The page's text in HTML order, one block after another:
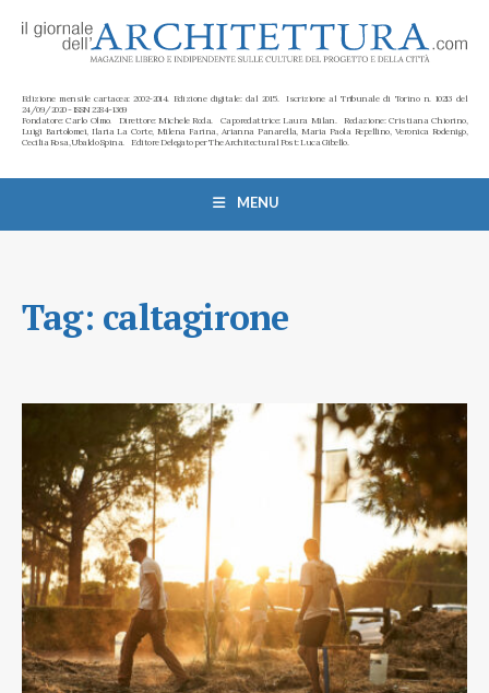
Edizione mensile cartacea: 2002-2014. Edizione digitale: dal 2015. Iscrizione al Tribunale di Torino n. 10213 del
24/09/2020 - ISSN 2284-1369
Fondatore: Carlo Olmo. Direttore: Michele Roda. Caporedattrice: Laura Milan. Redazione: Cristiana Chiorino,
Luigi Bartolomei, Ilaria La Corte, Milena Farina, Arianna Panarella, Maria Paola Repellino, Veronica Rodenigo,
Cecilia Rosa, Ubaldo Spina. Editore Delegato per The Architectural Post: Luca Gibello.
MENU
Tag: caltagirone